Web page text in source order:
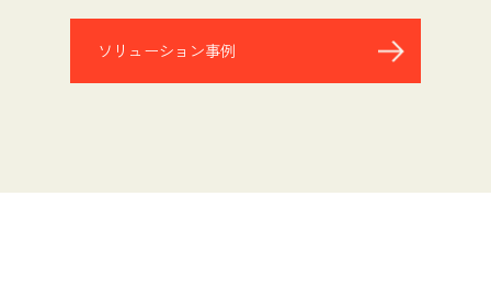
ソリューション事例